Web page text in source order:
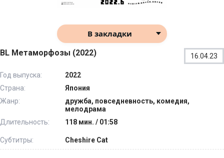
В закладки
BL Метаморфозы (2022) 16.04.23
Год выпуска:
2022
Страна:
Япония
Жанр:
дружба, повседневность, комедия,
мелодрама
Длительность:
118 мин. / 01:58
Субтитры: Cheshire Cat